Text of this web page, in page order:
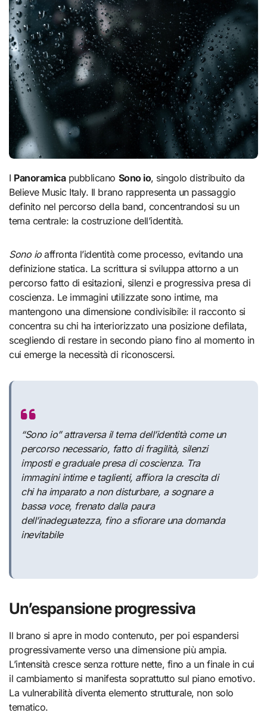
Panoramicapubblicano Sono io, singolo distribuito da
Believe Music Italy. Il brano rappresenta un passaggio
definito nel percorso della band, concentrandosi su un
tema centrale: la costruzione dell’identità.
Sono ioaffronta l’identità come processo, evitando una
definizione statica. La scrittura si sviluppa attorno a un
percorso fatto di esitazioni, silenzi e progressiva presa di
coscienza. Le immagini utilizzate sono intime, ma
mantengono una dimensione condivisibile: il racconto si
concentra su chi ha interiorizzato una posizione defilata,
scegliendo di restare in secondo piano fino al momento in
cui emerge la necessità di riconoscersi.
“Sono io” attraversa il tema dell’identità come un
percorso necessario, fatto di fragilità, silenzi
imposti e graduale presa di coscienza. Tra
immagini intime e taglienti, affiora la crescita di
chi ha imparato a non disturbare, a sognare a
bassa voce, frenato dalla paura
dell’inadeguatezza, fino a sfiorare una domanda
inevitabile
Un’espansione progressiva
Il brano si apre in modo contenuto, per poi espandersi
progressivamente verso una dimensione più ampia.
L’intensità cresce senza rotture nette, fino a un finale in cui
il cambiamento si manifesta soprattutto sul piano emotivo.
La vulnerabilità diventa elemento strutturale, non solo
tematico.